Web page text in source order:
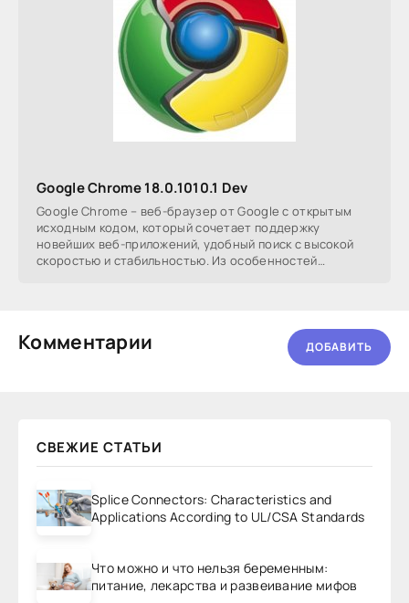
Google Chrome 18.0.1010.1 Dev
Google Chrome – веб-браузер от Google с открытым
исходным кодом, который сочетает поддержку
новейших веб-приложений, удобный поиск с высокой
скоростью и стабильностью. Из особенностей
Комментарии ДОБАВИТЬ
СВЕЖИЕ СТАТЬИ
Splice Connectors: Characteristics and
Applications According to UL/CSA Standards
Что можно и что нельзя беременным:
питание, лекарства и развеивание мифов